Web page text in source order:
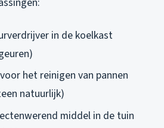
in de koelkast
het reinigen van pannen
natuurlijk)
middel in de tuin